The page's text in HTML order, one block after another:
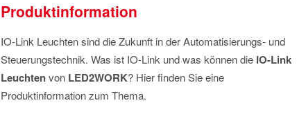
Produktinformation
IO-Link Leuchten sind die Zukunft in der Automatisierungs- und
Steuerungstechnik. Was ist IO-Link und was können die IO-Link
Leuchtenvon LED2WORK? Hier finden Sie eine
Produktinformation zum Thema.